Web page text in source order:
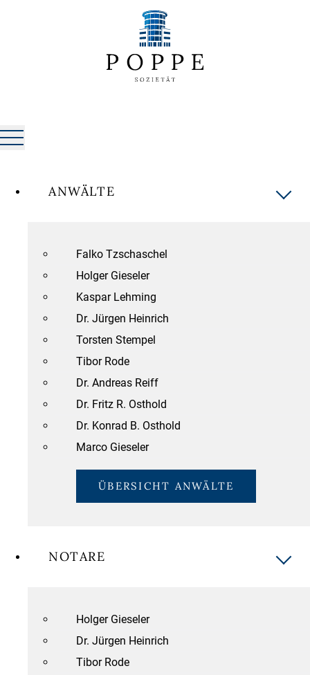
ANWÄLTE
Falko Tzschaschel
Holger Gieseler
Kaspar Lehming
Dr. Jürgen Heinrich
Torsten Stempel
Tibor Rode
Dr. Andreas Reiff
Dr. Fritz R. Osthold
Dr. Konrad B. Osthold
Marco Gieseler
ÜBERSICHT ANWÄLTE
NOTARE
Holger Gieseler
Dr. Jürgen Heinrich
Tibor Rode